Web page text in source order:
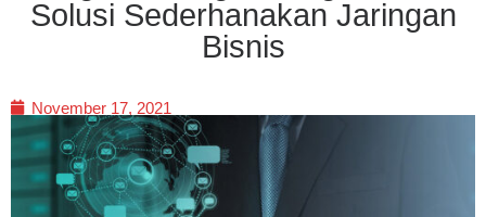
Solusi Sederhanakan Jaringan
Bisnis
November 17, 2021